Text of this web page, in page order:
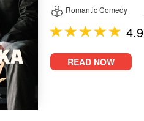
Romantic Comedy
4.9
READ NOW